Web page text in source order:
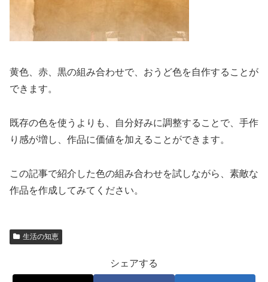
黄色、赤、黒の組み合わせで、おうど色を自作することが
できます。
既存の色を使うよりも、自分好みに調整することで、手作
り感が増し、作品に価値を加えることができます。
この記事で紹介した色の組み合わせを試しながら、素敵な
作品を作成してみてください。
生活の知恵
シェアする